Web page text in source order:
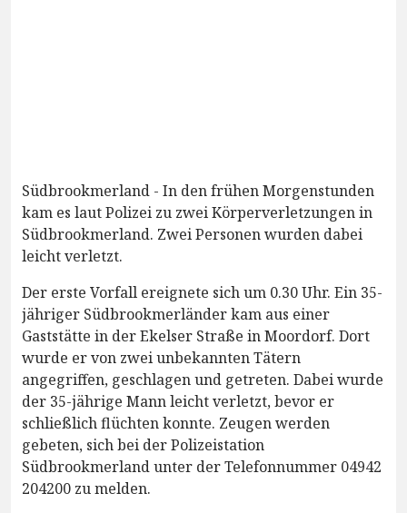
Südbrookmerland - In den frühen Morgenstunden
kam es laut Polizei zu zwei Körperverletzungen in
Südbrookmerland. Zwei Personen wurden dabei
leicht verletzt.
Der erste Vorfall ereignete sich um 0.30 Uhr. Ein 35-
jähriger Südbrookmerländer kam aus einer
Gaststätte in der Ekelser Straße in Moordorf. Dort
wurde er von zwei unbekannten Tätern
angegriffen, geschlagen und getreten. Dabei wurde
der 35-jährige Mann leicht verletzt, bevor er
schließlich flüchten konnte. Zeugen werden
gebeten, sich bei der Polizeistation
Südbrookmerland unter der Telefonnummer 04942
204200 zu melden.